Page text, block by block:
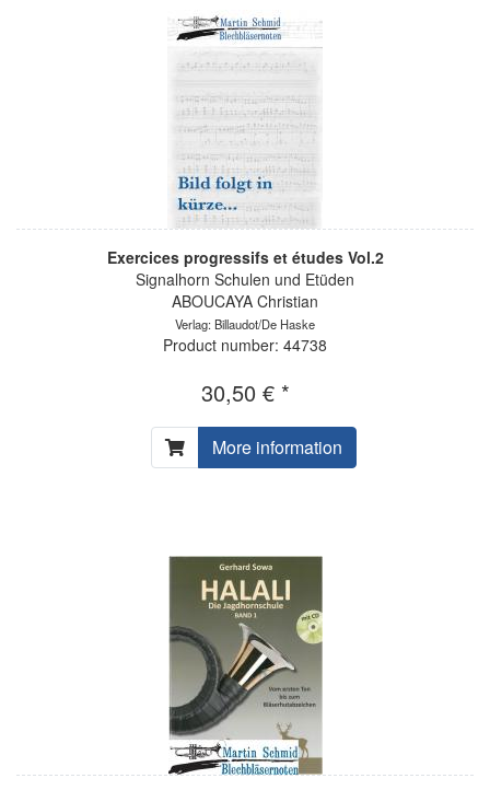
Exercices progressifs et études Vol.2
Signalhorn Schulen und Etüden
ABOUCAYA Christian
Verlag: Billaudot/De Haske
Product number: 44738
30,50 € *
More information